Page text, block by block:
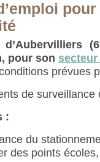
pour son
prévues
de surveillance
:
du
des points